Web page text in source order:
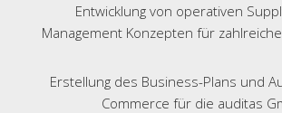
Entwicklung von operativen
Management Konzepten für
Erstellung des Business-Plans und
Commerce für die auditas